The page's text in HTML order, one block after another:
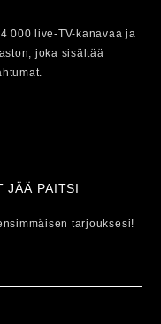
000 live-TV-kanavaa ja
joka sisältää
JÄÄ PAITSI
tarjouksesi!